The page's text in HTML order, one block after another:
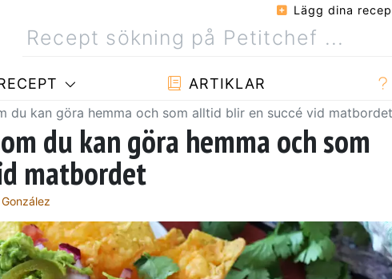
Lägg dina
ARTIKLAR
du kan göra hemma och som alltid blir en succé vid matbordet
du kan göra hemma och som
matbordet